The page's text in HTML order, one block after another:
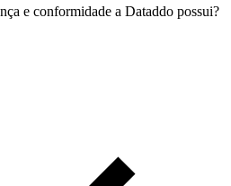
e conformidade a Dataddo possui?